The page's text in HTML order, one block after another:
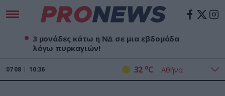
3 μονάδες κάτω η ΝΔ σε μια εβδομάδα
λόγω πυρκαγιών!
07 08 10:36 32 oC